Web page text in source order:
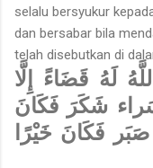
selalu bersyukur
dan bersabar bila
telah disebutkan di
لَهُ قَضَاءً إِلَّا
شَكَرَ فَكَانَ
فَكَانَ خَيْرًا